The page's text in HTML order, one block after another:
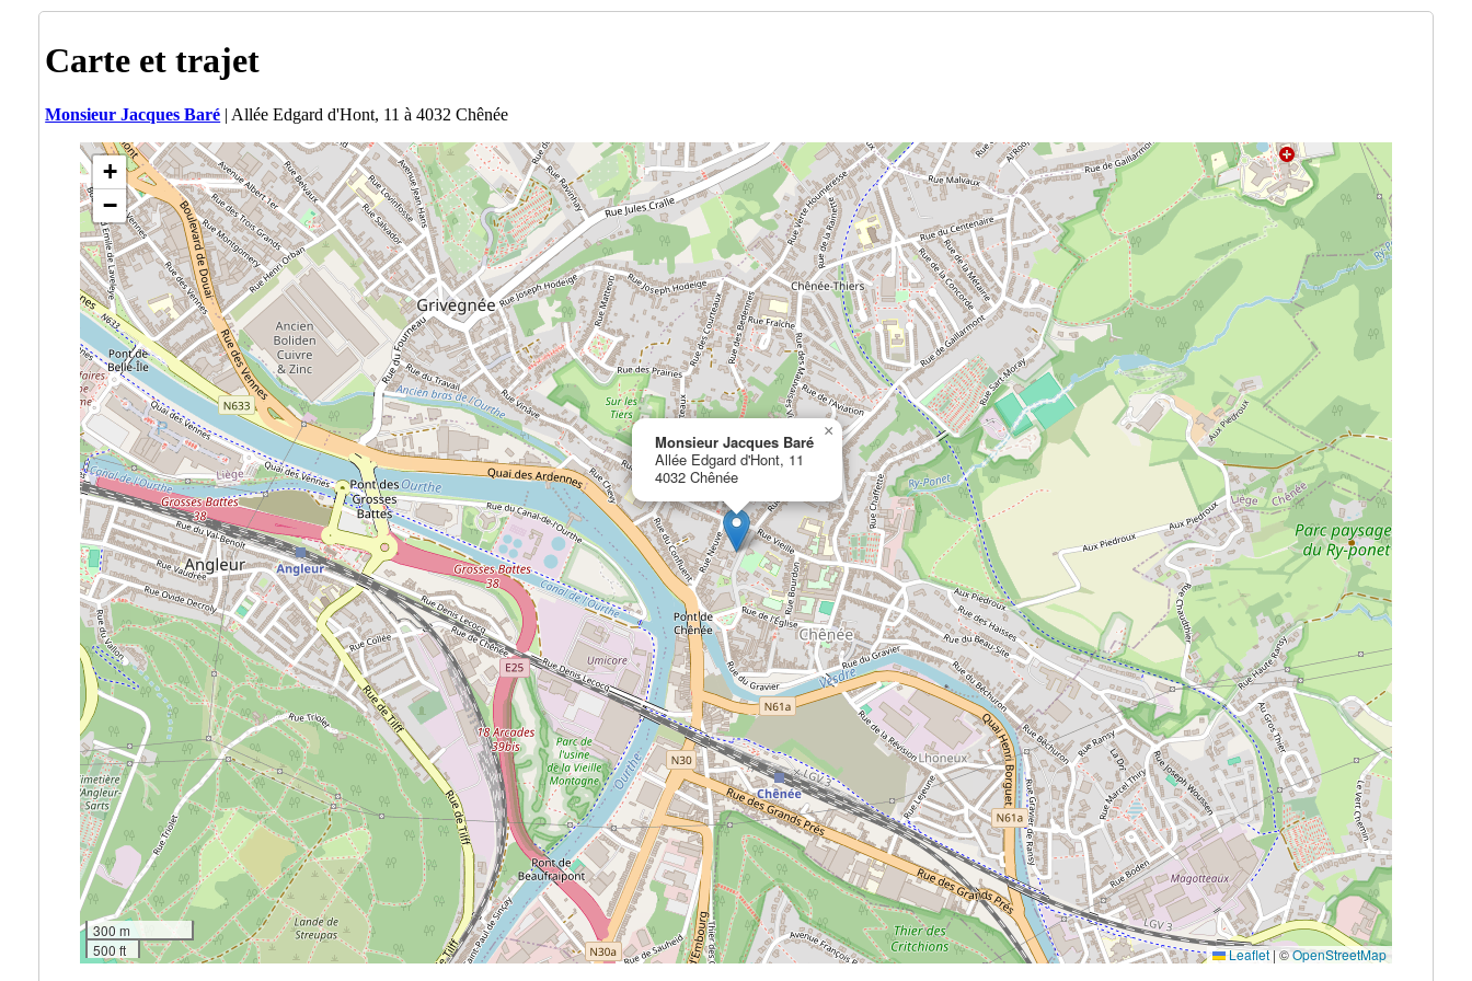
Carte et trajet
Monsieur Jacques Baré | Allée Edgard d'Hont, 11 à 4032 Chênée
Monsieur Jacques Baré
Allée Edgard d'Hont, 11
4032 Chênée
×
+
−
300 m
500 ft
Leaflet|©OpenStreetMap